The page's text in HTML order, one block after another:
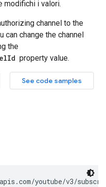
youtube/v3/